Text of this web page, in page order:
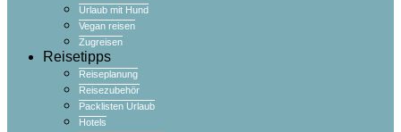
Urlaub mit Hund
Vegan reisen
Zugreisen
Reisetipps
Reiseplanung
Reisezubehör
Packlisten Urlaub
Hotels